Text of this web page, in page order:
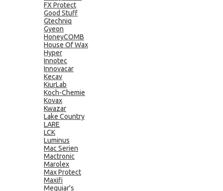
FX Protect
Good Stuff
Gtechniq
Gyeon
HoneyCOMB
House Of Wax
Hyper
Innotec
Innovacar
Kecav
KiurLab
Koch-Chemie
Kovax
Kwazar
Lake Country
LARE
LCK
Luminus
Mac Serien
Mactronic
Marolex
Max Protect
Maxifi
Meguiar's